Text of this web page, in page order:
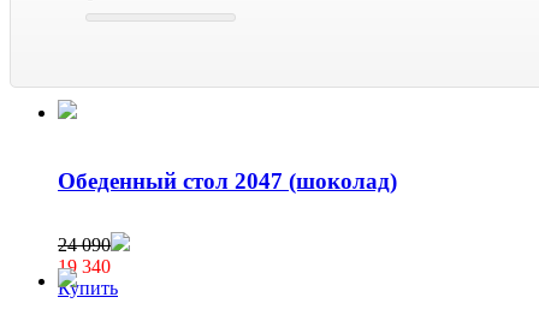
Обеденный стол 2047 (шоколад)
24 090
19 340
Купить